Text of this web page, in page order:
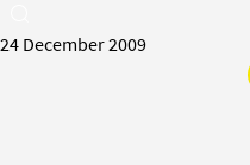
24 December 2009